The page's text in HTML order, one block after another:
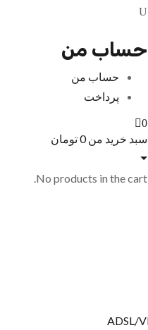
حساب من
حساب من
پرداخت
0
سبد خرید من0تومان
No products in the cart.